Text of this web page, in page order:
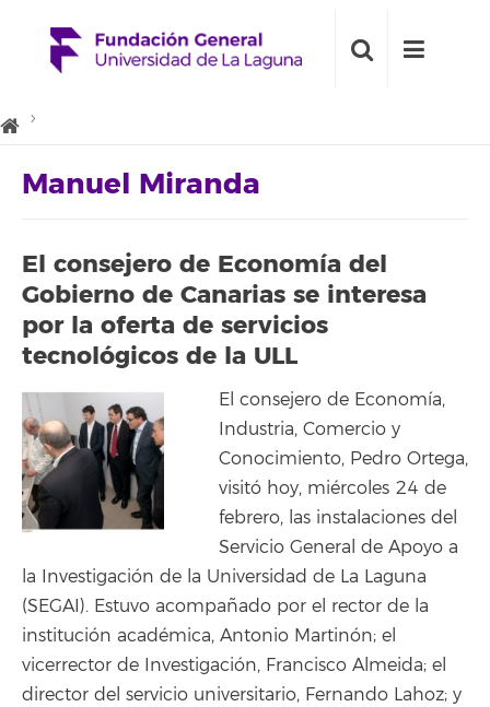
Manuel Miranda
El consejero de Economía del
Gobierno de Canarias se interesa
por la oferta de servicios
tecnológicos de la ULL
El consejero de Economía,
Industria, Comercio y
Conocimiento, Pedro Ortega,
visitó hoy, miércoles 24 de
febrero, las instalaciones del
Servicio General de Apoyo a
la Investigación de la Universidad de La Laguna
(SEGAI). Estuvo acompañado por el rector de la
institución académica, Antonio Martinón; el
vicerrector de Investigación, Francisco Almeida; el
director del servicio universitario, Fernando Lahoz; y